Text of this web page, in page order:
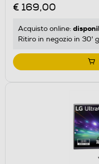
€ 169,00
Acquisto online:
Ritiro in negozio in 30'